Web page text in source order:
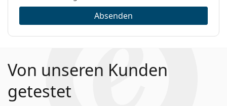
Absenden
Von unseren Kunden
getestet